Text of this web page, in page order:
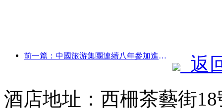
前一篇：中國旅游集團連續八年參加進博會，集中簽約超10億美元
返
酒店地址：西柵茶藝街